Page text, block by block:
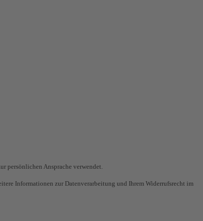
persönlichen Ansprache verwendet.
Informationen zur Datenverarbeitung und Ihrem Widerrufsrecht im